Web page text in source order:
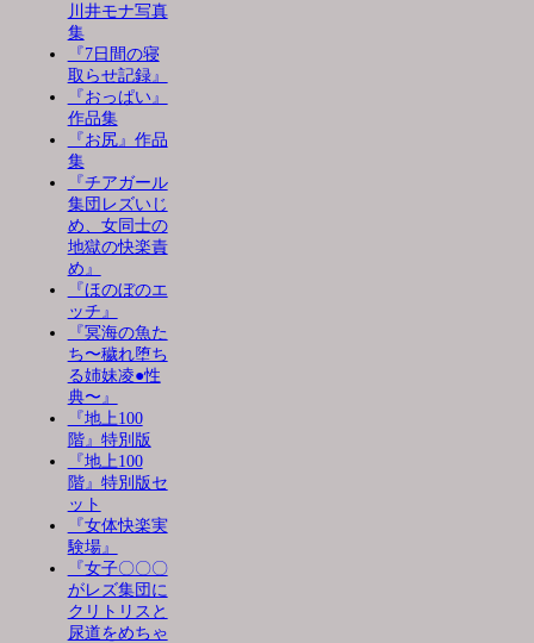
川井モナ写真
集
『7日間の寝
取らせ記録』
『おっぱい』
作品集
『お尻』作品
集
『チアガール
集団レズいじ
め、女同士の
地獄の快楽責
め』
『ほのぼのエ
ッチ』
『冥海の魚た
ち〜穢れ堕ち
る姉妹凌●性
典〜』
『地上100
階』特別版
『地上100
階』特別版セ
ット
『女体快楽実
験場』
『女子〇〇〇
がレズ集団に
クリトリスと
尿道をめちゃ